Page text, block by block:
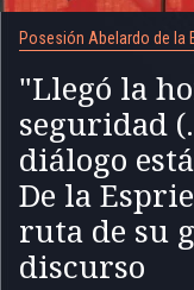
Posesión Abelardo de la
"Llegó la
seguridad
diálogo
De la
ruta de su
discurso